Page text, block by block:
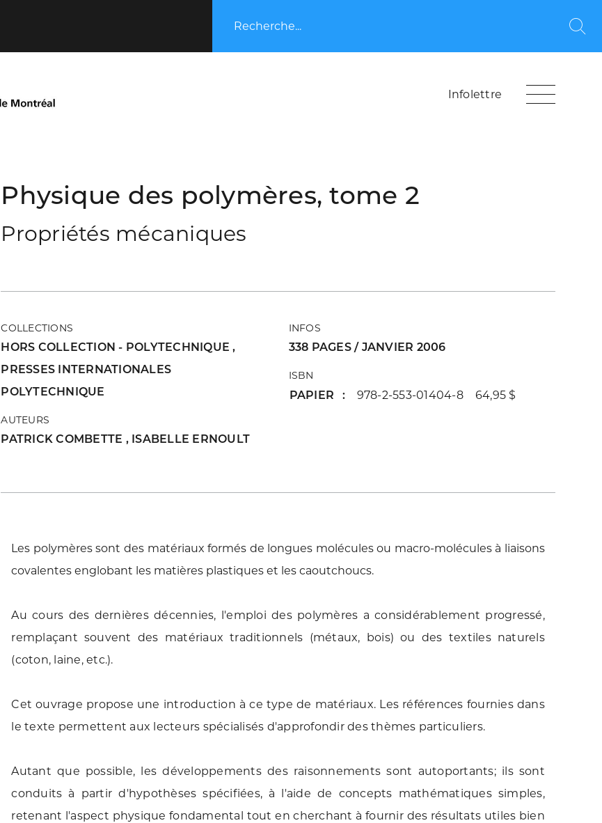
Recherche...
Infolettre
Physique des polymères, tome 2
Propriétés mécaniques
COLLECTIONS
HORS COLLECTION - POLYTECHNIQUE,
PRESSES INTERNATIONALES
POLYTECHNIQUE
AUTEURS
PATRICK COMBETTE , ISABELLE ERNOULT
INFOS
338 PAGES / JANVIER 2006
ISBN
PAPIER 978-2-553-01404-8 64,95 $
Les polymères sont des matériaux formés de longues molécules ou macro-molécules à liaisons
covalentes englobant les matières plastiques et les caoutchoucs.
Au cours des dernières décennies, l'emploi des polymères a considérablement progressé,
remplaçant souvent des matériaux traditionnels (métaux, bois) ou des textiles naturels
(coton, laine, etc.).
Cet ouvrage propose une introduction à ce type de matériaux. Les références fournies dans
le texte permettent aux lecteurs spécialisés d'approfondir des thèmes particuliers.
Autant que possible, les développements des raisonnements sont autoportants; ils sont
conduits à partir d'hypothèses spécifiées, à l'aide de concepts mathématiques simples,
retenant l'aspect physique fondamental tout en cherchant à fournir des résultats utiles bien